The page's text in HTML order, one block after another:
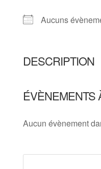
Aucuns
DESCRIPTION
ÉVÈNEMENTS
Aucun évènement